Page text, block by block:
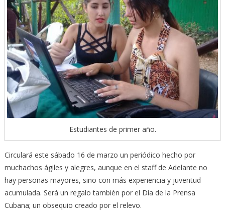
Estudiantes de primer año.
Circulará este sábado 16 de marzo un periódico hecho por
muchachos ágiles y alegres, aunque en el staff de Adelante no
hay personas mayores, sino con más experiencia y juventud
acumulada. Será un regalo también por el Día de la Prensa
Cubana; un obsequio creado por el relevo.